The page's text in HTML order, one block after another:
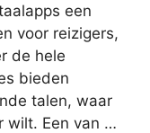
een
voor reizigers,
de hele
bieden
talen, waar
wilt. Een van …